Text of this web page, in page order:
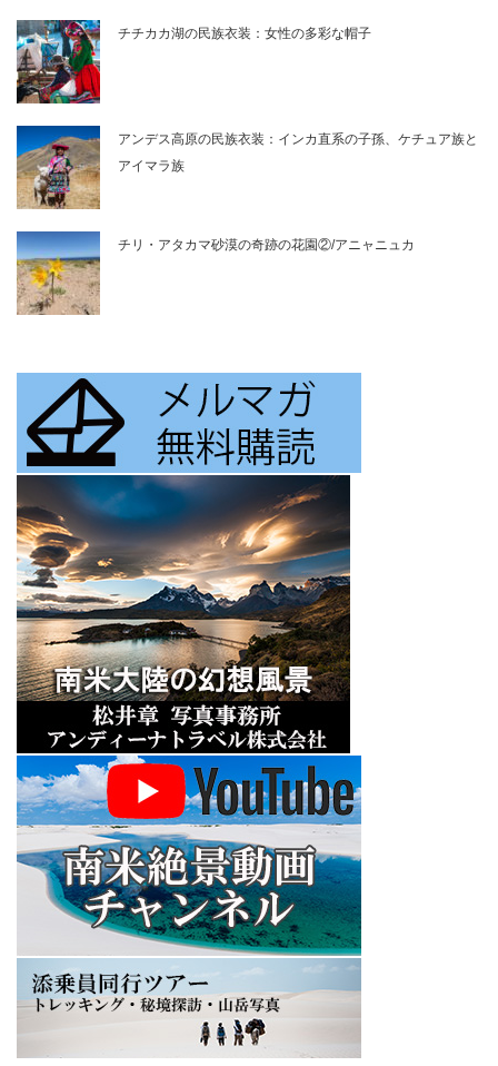
チチカカ湖の民族衣装：女性の多彩な帽子
アンデス高原の民族衣装：インカ直系の子孫、ケチュア族と
アイマラ族
チリ・アタカマ砂漠の奇跡の花園②/アニャニュカ